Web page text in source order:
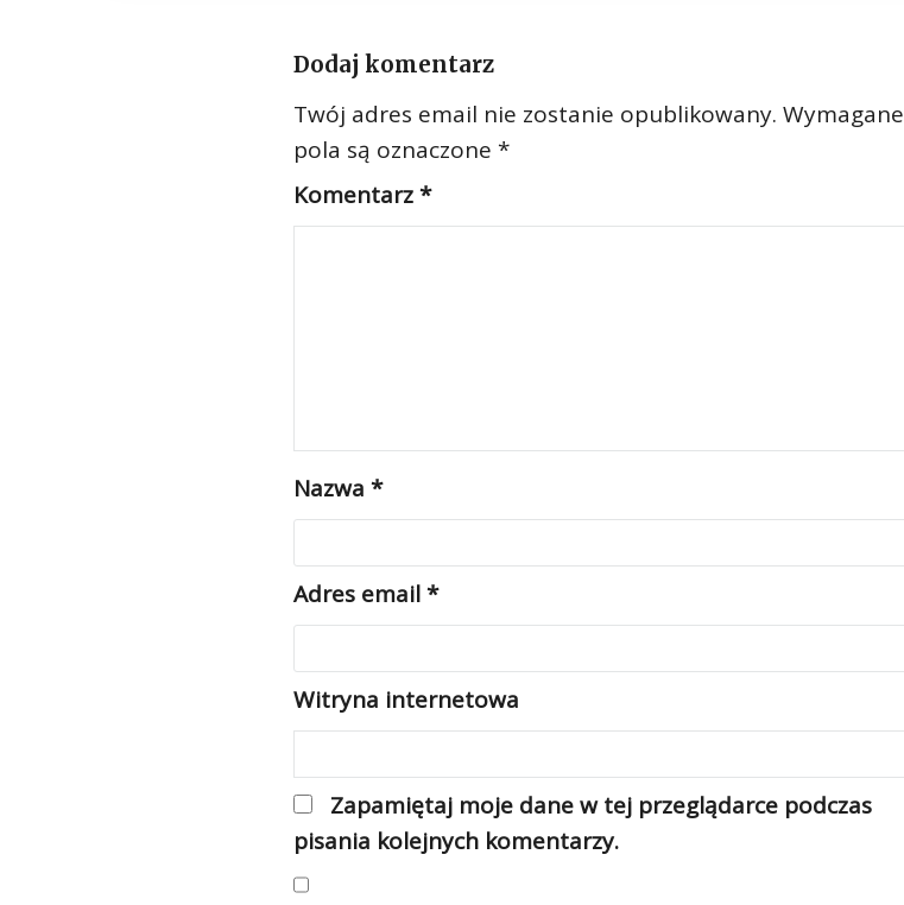
Dodaj komentarz
Twój adres email nie zostanie opublikowany. Wymagane
pola są oznaczone *
Komentarz*
Nazwa *
Adres email*
Witryna internetowa
Zapamiętaj moje dane w tej przeglądarce podczas
pisania kolejnych komentarzy.